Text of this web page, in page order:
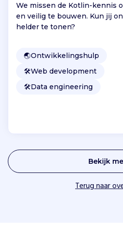
We missen de Kotlin-kennis
en veilig te bouwen. Kun jij
helder te tonen?
🌏Ontwikkelingshulp
🛠️Web development
🛠️Data engineering
Bekijk
Terug naar